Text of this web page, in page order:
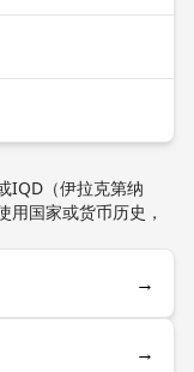
IQD（伊拉克第纳
用国家或货币历史，
→
→